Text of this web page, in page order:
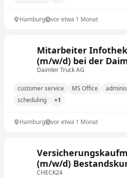
Hamburg vor etwa 1 Monat
Mitarbeiter Infothek
(m/w/d) bei der
Daimler Truck AG
customer service MS Office
scheduling
+1
Hamburg vor etwa 1 Monat
(m/w/d)
private
CHECK24